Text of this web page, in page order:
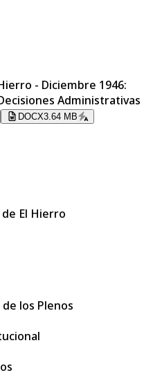
- Diciembre 1946:
Administrativas
DOCX3.64 MB
El Hierro
los Plenos